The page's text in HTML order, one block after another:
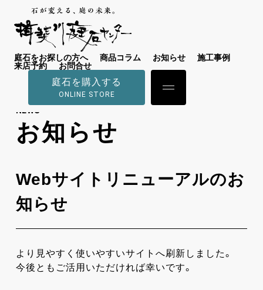
庭石をお探しの方へ 商品コラム お知らせ
施工事例
来店予約
お問合せ
庭石を購入する
ONLINE STORE
NEWS
お知らせ
Webサイトリニューアルのお
知らせ
より見やすく使いやすいサイトへ刷新しました。
今後ともご活用いただければ幸いです。